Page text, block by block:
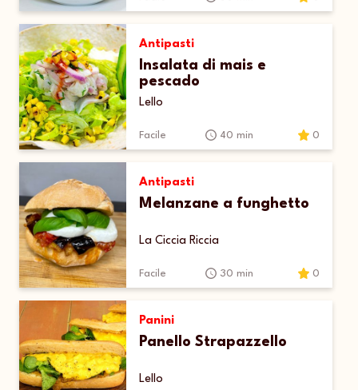
Antipasti
Insalata di mais e
pescado
Lello
Facile 40 min 0
Antipasti
Melanzane a funghetto
La Ciccia Riccia
Facile 30 min 0
Panini
Panello Strapazzello
Lello